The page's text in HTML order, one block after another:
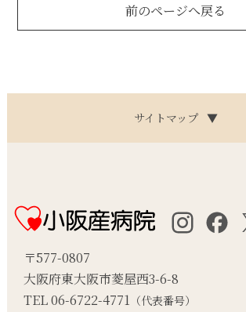
前のページへ戻る
サイトマップ ▼
〒577-0807
大阪府東大阪市菱屋西3-6-8
TEL 06-6722-4771 （代表番号）